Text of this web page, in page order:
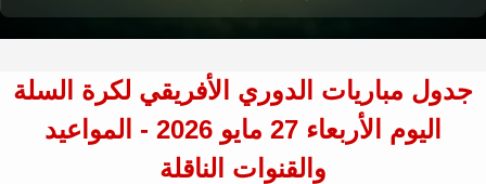
جدول مباريات الدوري الأفريقي لكرة السلة
اليوم الأربعاء 27 مايو 2026 - المواعيد
والقنوات الناقلة